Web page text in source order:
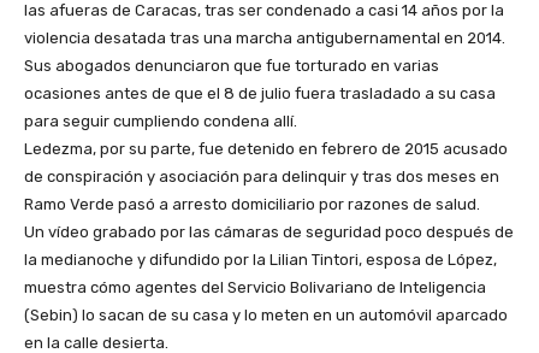
las afueras de Caracas, tras ser condenado a casi 14 años por la
violencia desatada tras una marcha antigubernamental en 2014.
Sus abogados denunciaron que fue torturado en varias
ocasiones antes de que el 8 de julio fuera trasladado a su casa
para seguir cumpliendo condena allí.
Ledezma, por su parte, fue detenido en febrero de 2015 acusado
de conspiración y asociación para delinquir y tras dos meses en
Ramo Verde pasó a arresto domiciliario por razones de salud.
Un vídeo grabado por las cámaras de seguridad poco después de
la medianoche y difundido por la Lilian Tintori, esposa de López,
muestra cómo agentes del Servicio Bolivariano de Inteligencia
(Sebin) lo sacan de su casa y lo meten en un automóvil aparcado
en la calle desierta.